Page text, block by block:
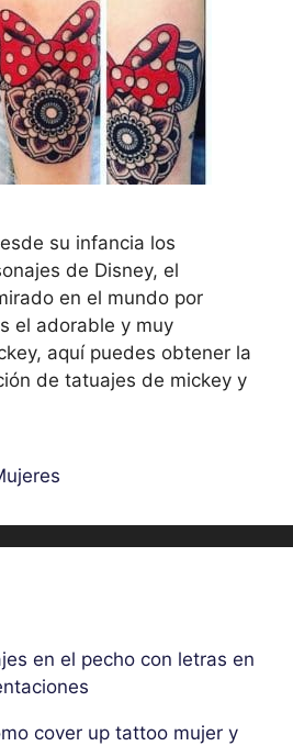
su infancia los
de Disney, el
en el mundo por
el adorable y muy
aquí puedes obtener la
de tatuajes de mickey y
en el pecho con letras en
cover up tattoo mujer y